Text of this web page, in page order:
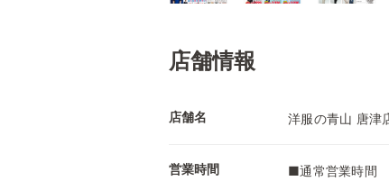
店舗情報
店舗名 洋服の青山 唐津
営業時間
■通常営業時間